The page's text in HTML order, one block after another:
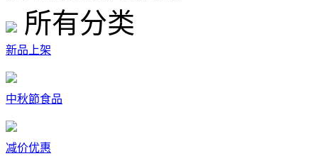
所有分类
新品上架
中秋節食品
减价优惠